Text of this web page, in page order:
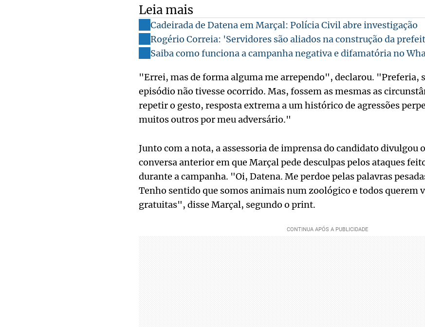
Leia mais
Cadeirada de Datena em Marçal: Polícia Civil abre investigação
Rogério Correia: 'Servidores são aliados na construção da
Saiba como funciona a campanha negativa e difamatória no
"Errei, mas de forma alguma me arrependo", declarou. "Preferia,
episódio não tivesse ocorrido. Mas, fossem as mesmas as
repetir o gesto, resposta extrema a um histórico de agressões
muitos outros por meu adversário."
Junto com a nota, a assessoria de imprensa do candidato divulgou
conversa anterior em que Marçal pede desculpas pelos ataques
durante a campanha. "Oi, Datena. Me perdoe pelas palavras
Tenho sentido que somos animais num zoológico e todos querem
gratuitas", disse Marçal, segundo o print.